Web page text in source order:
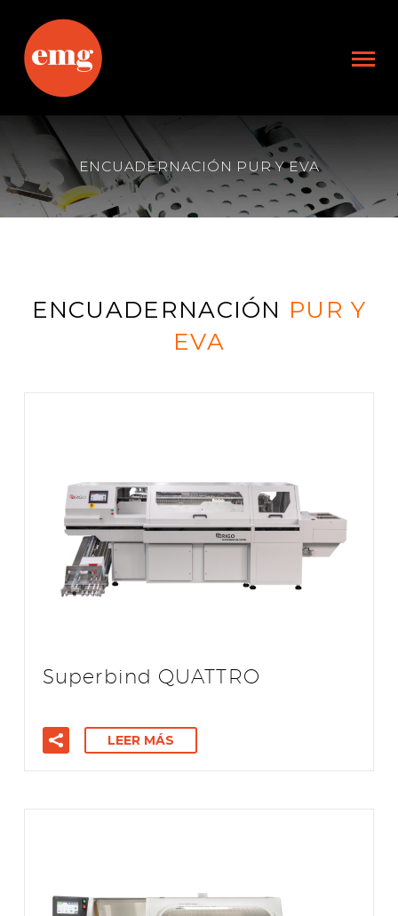
ENCUADERNACIÓN PUR Y EVA
ENCUADERNACIÓN PUR Y
EVA
Superbind QUATTRO
LEER MÁS